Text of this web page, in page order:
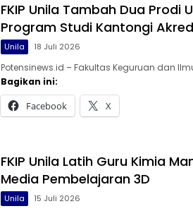
FKIP Unila Tambah Dua Prodi
Program Studi Kantongi
Unila 18 Juli 2026
Potensinews.id – Fakultas Keguruan dan
Bagikan ini:
Facebook X
FKIP Unila Latih Guru Kimia
Media Pembelajaran 3D
Unila 15 Juli 2026